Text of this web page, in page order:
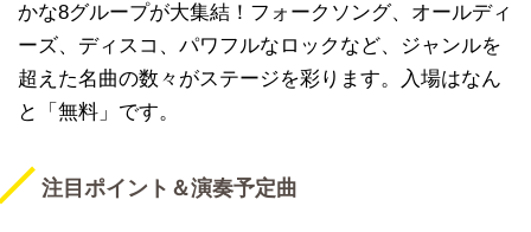
かな8グループが大集結！フォークソング、オールディ
ーズ、ディスコ、パワフルなロックなど、ジャンルを
超えた名曲の数々がステージを彩ります。入場はなん
と「無料」です。
注目ポイント＆演奏予定曲